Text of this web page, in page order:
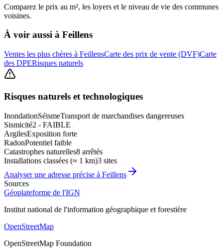
Comparez le prix au m², les loyers et le niveau de vie des communes
voisines.
À voir aussi à Feillens
Ventes les plus chères à FeillensCarte des prix de vente (DVF)Carte
des DPERisques naturels
Risques naturels et technologiques
InondationSéismeTransport de marchandises dangereuses
Sismicité2 - FAIBLE
ArgilesExposition forte
RadonPotentiel faible
Catastrophes naturelles8 arrêtés
Installations classées (≈ 1 km)3 sites
Analyser une adresse précise à Feillens
Sources
Géoplateforme de l'IGN
Institut national de l'information géographique et forestière
OpenStreetMap
OpenStreetMap Foundation